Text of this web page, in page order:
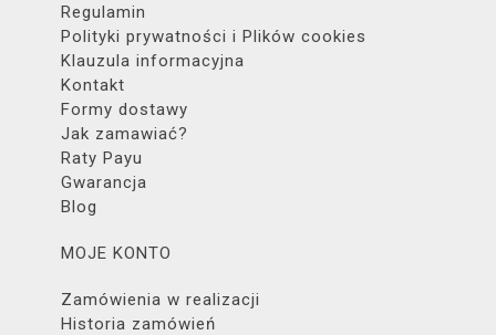
Regulamin
Polityki prywatności i Plików cookies
Klauzula informacyjna
Kontakt
Formy dostawy
Jak zamawiać?
Raty Payu
Gwarancja
Blog
MOJE KONTO
Zamówienia w realizacji
Historia zamówień